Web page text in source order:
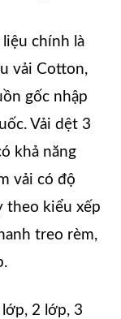
chính là
vải Cotton,
gốc nhập
Vải dệt 3
khả năng
vải có độ
theo kiểu xếp
treo rèm,
2 lớp, 3